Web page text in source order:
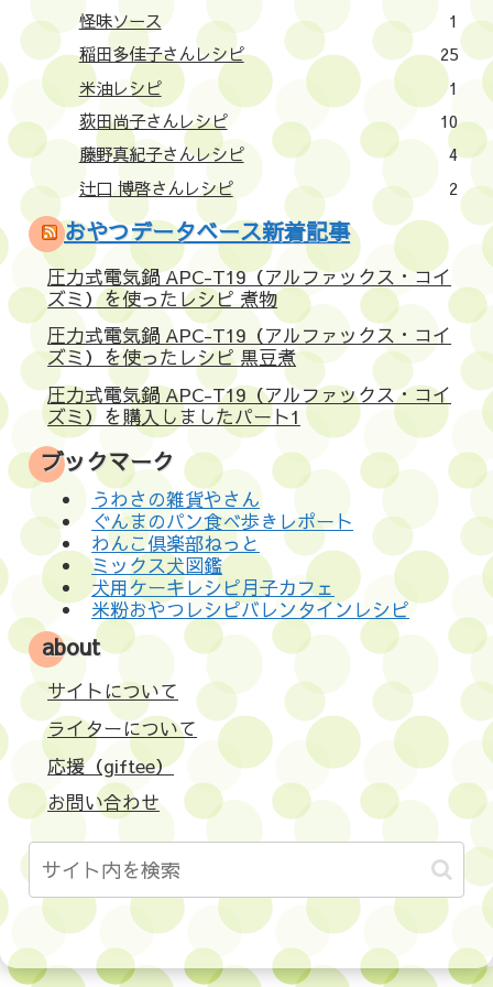
怪味ソース
1
稲田多佳子さんレシピ
25
米油レシピ
1
荻田尚子さんレシピ
10
藤野真紀子さんレシピ
4
辻口 博啓さんレシピ
2
おやつデータベース新着記事
圧力式電気鍋 APC-T19（アルファックス・コイ
ズミ）を使ったレシピ 煮物
圧力式電気鍋 APC-T19（アルファックス・コイ
ズミ）を使ったレシピ 黒豆煮
圧力式電気鍋 APC-T19（アルファックス・コイ
ズミ）を購入しましたパート1
ブックマーク
うわさの雑貨やさん
ぐんまのパン食べ歩きレポート
わんこ倶楽部ねっと
ミックス犬図鑑
犬用ケーキレシピ月子カフェ
米粉おやつレシピバレンタインレシピ
about
サイトについて
ライターについて
応援（giftee）
お問い合わせ